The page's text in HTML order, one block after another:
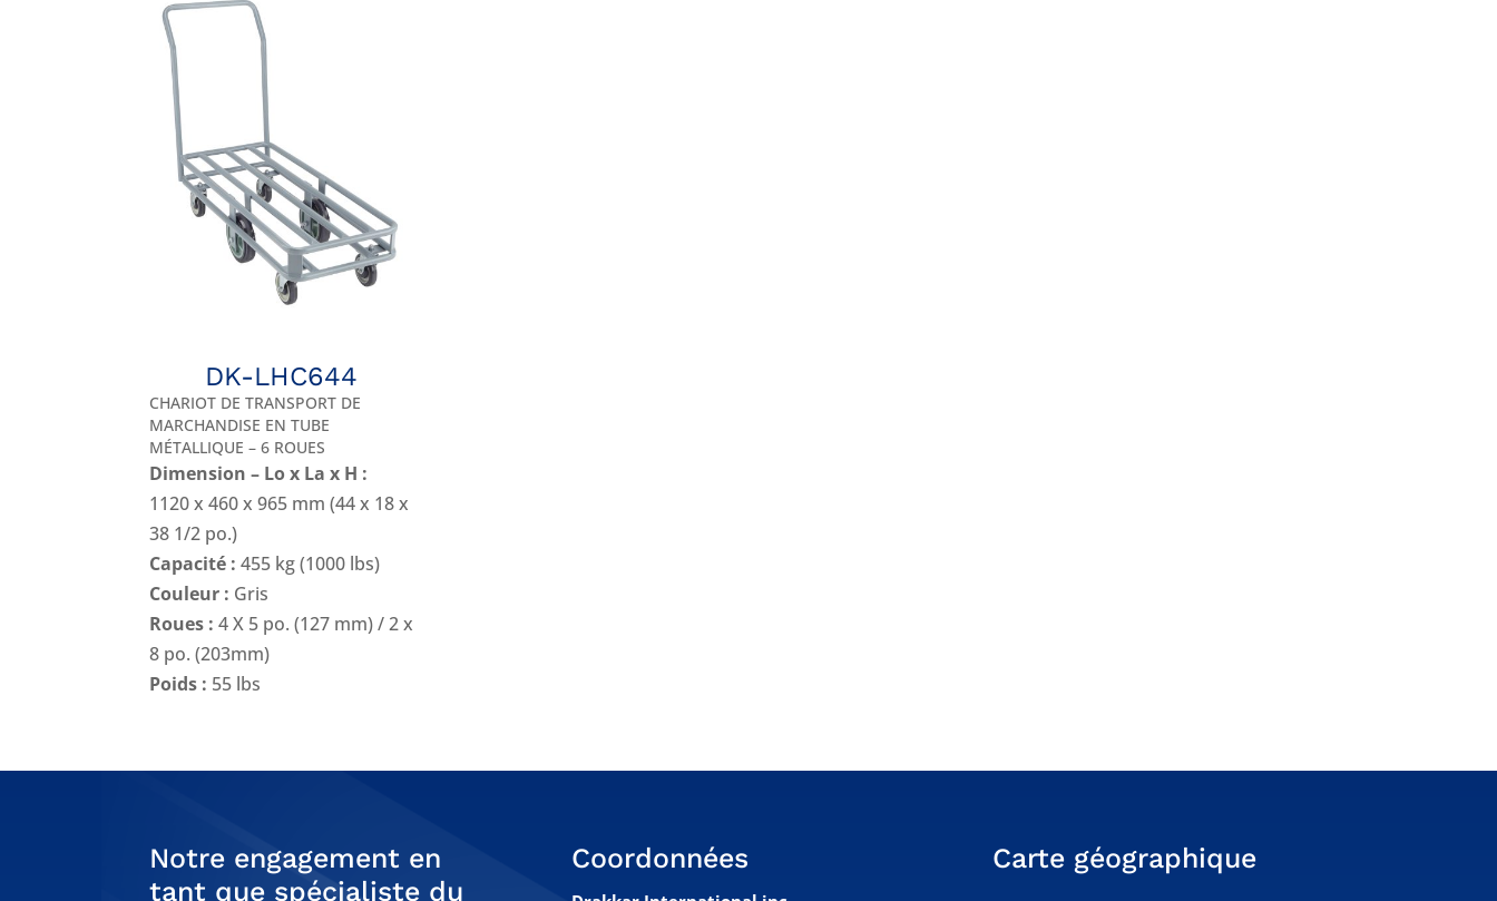
DK-LHC644
CHARIOT DE TRANSPORT DE
MARCHANDISE EN TUBE
MÉTALLIQUE – 6 ROUES
Dimension – Lo x La x H :
1120 x 460 x 965 mm (44 x 18 x
38 1/2 po.)
Capacité : 455 kg (1000 lbs)
Couleur : Gris
Roues : 4 X 5 po. (127 mm) / 2 x
8 po. (203mm)
Poids : 55 lbs
Notre engagement en
tant que spécialiste du
Coordonnées Carte géographique